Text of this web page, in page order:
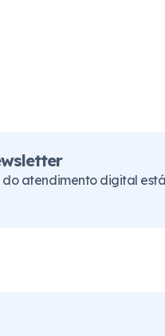
do atendimento digital está